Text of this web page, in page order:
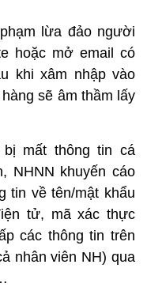
lừa đảo người
hoặc mở email có
khi xâm nhập vào
sẽ âm thầm lấy
mất thông tin cá
NHNN khuyến cáo
tin về tên/mật khẩu
tử, mã xác thực
các thông tin trên
nhân viên NH) qua